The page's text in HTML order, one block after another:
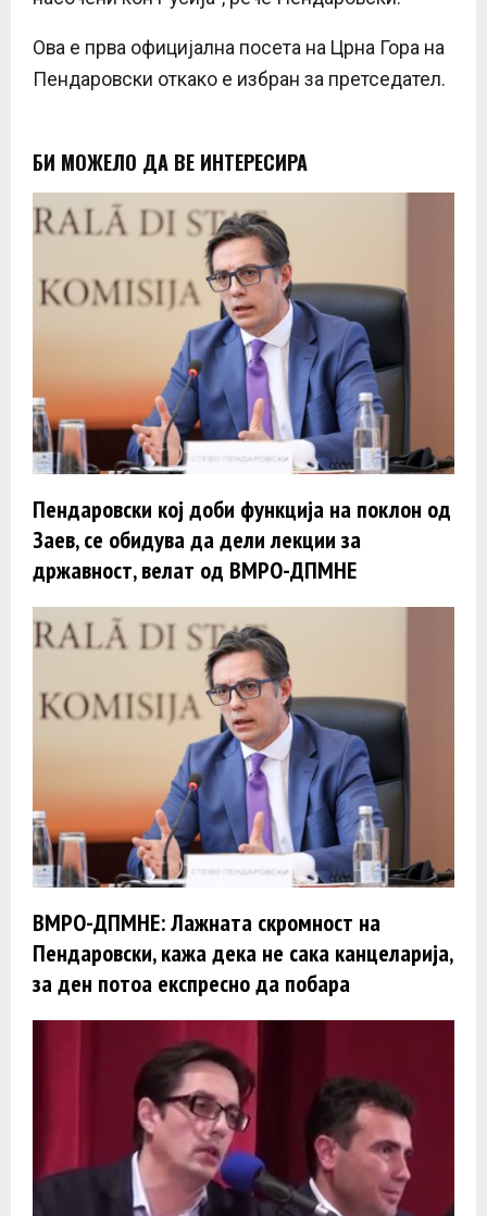
Ова е прва официјална посета на Црна Гора на
Пендаровски откако е избран за претседател.
БИ МОЖЕЛО ДА ВЕ ИНТЕРЕСИРА
Пендаровски кој доби функција на поклон од
Заев, се обидува да дели лекции за
државност, велат од ВМРО-ДПМНЕ
ВМРО-ДПМНЕ: Лажната скромност на
Пендаровски, кажа дека не сака канцеларија,
за ден потоа експресно да побара